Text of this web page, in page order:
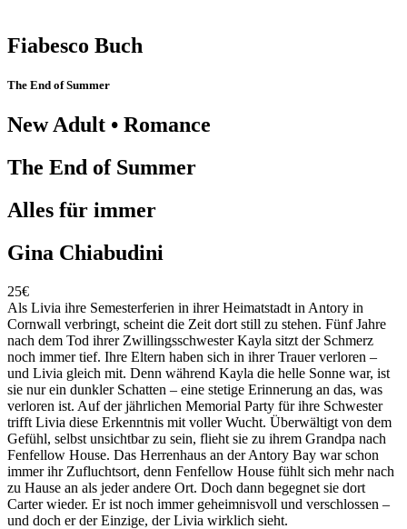
Fiabesco Buch
The End of Summer
New Adult • Romance
The End of Summer
Alles für immer
Gina Chiabudini
25€
Als Livia ihre Semesterferien in ihrer Heimatstadt in Antory in
Cornwall verbringt, scheint die Zeit dort still zu stehen. Fünf Jahre
nach dem Tod ihrer Zwillingsschwester Kayla sitzt der Schmerz
noch immer tief. Ihre Eltern haben sich in ihrer Trauer verloren –
und Livia gleich mit. Denn während Kayla die helle Sonne war, ist
sie nur ein dunkler Schatten – eine stetige Erinnerung an das, was
verloren ist. Auf der jährlichen Memorial Party für ihre Schwester
trifft Livia diese Erkenntnis mit voller Wucht. Überwältigt von dem
Gefühl, selbst unsichtbar zu sein, flieht sie zu ihrem Grandpa nach
Fenfellow House. Das Herrenhaus an der Antory Bay war schon
immer ihr Zufluchtsort, denn Fenfellow House fühlt sich mehr nach
zu Hause an als jeder andere Ort. Doch dann begegnet sie dort
Carter wieder. Er ist noch immer geheimnisvoll und verschlossen –
und doch er der Einzige, der Livia wirklich sieht.